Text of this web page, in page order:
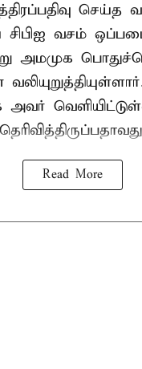
செய்த
வசம்
அமமுக
அவர்
Read More